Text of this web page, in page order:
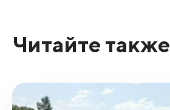
Читайте также